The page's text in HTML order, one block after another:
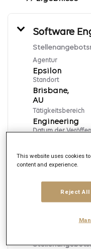
Software
Agentur
Epsilon
Standort
Brisbane,
Tätigkeitsbereich
Engineering
Datum der
This website uses cookies
content and experience.
Reject All